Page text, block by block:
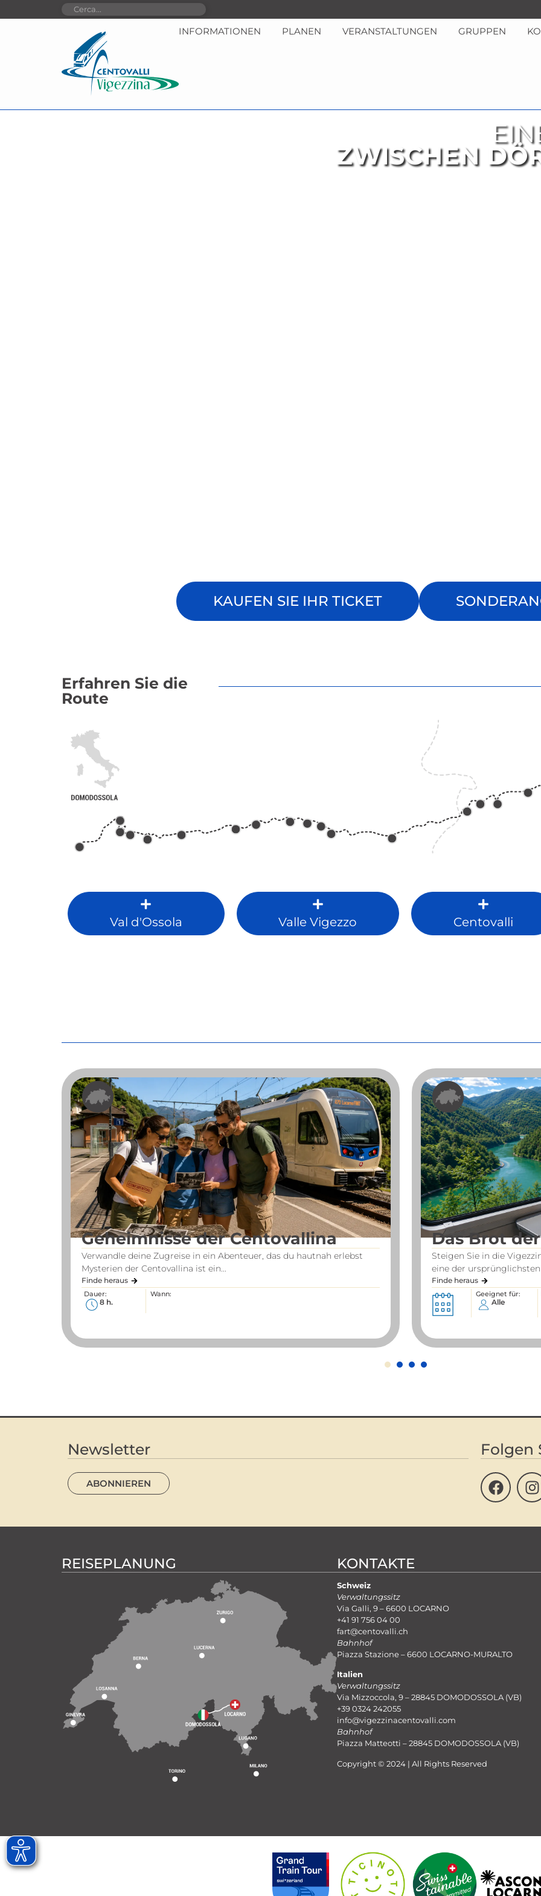
INFORMATIONEN PLANEN VERANSTALTUNGEN GRUPPEN
ZWISCHEN
KAUFEN SIE IHR TICKET
Erfahren Sie die
Route
Val d'Ossola Valle Vigezzo Centovalli
Geheimnisse der Centovallina
Verwandle deine Zugreise in ein Abenteuer, das du hautnah erlebst
Mysterien der Centovallina ist ein...
Finde heraus
Dauer:
8 h.
Wann:
Das Brot
Steigen Sie in die
eine der
Finde heraus
Geeignet für:
Alle
Newsletter
ABONNIEREN
Folgen
REISEPLANUNG KONTAKTE
Schweiz
Verwaltungssitz
Via Galli, 9 – 6600 LOCARNO
+41 91 756 04 00
fart@centovalli.ch
Bahnhof
Piazza Stazione – 6600 LOCARNO-MURALTO
Italien
Verwaltungssitz
Via Mizzoccola, 9 – 28845 DOMODOSSOLA (VB)
+39 0324 242055
info@vigezzinacentovalli.com
Bahnhof
Piazza Matteotti – 28845 DOMODOSSOLA (VB)
Copyright © 2024 | All Rights Reserved